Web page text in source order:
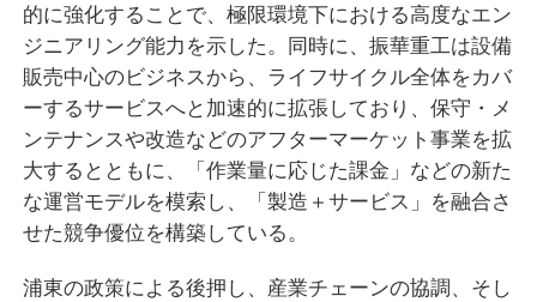
的に強化することで、極限環境下における高度なエン
ジニアリング能力を示した。同時に、振華重工は設備
販売中心のビジネスから、ライフサイクル全体をカバ
ーするサービスへと加速的に拡張しており、保守・メ
ンテナンスや改造などのアフターマーケット事業を拡
大するとともに、「作業量に応じた課金」などの新た
な運営モデルを模索し、「製造＋サービス」を融合さ
せた競争優位を構築している。
浦東の政策による後押し、産業チェーンの協調、そし